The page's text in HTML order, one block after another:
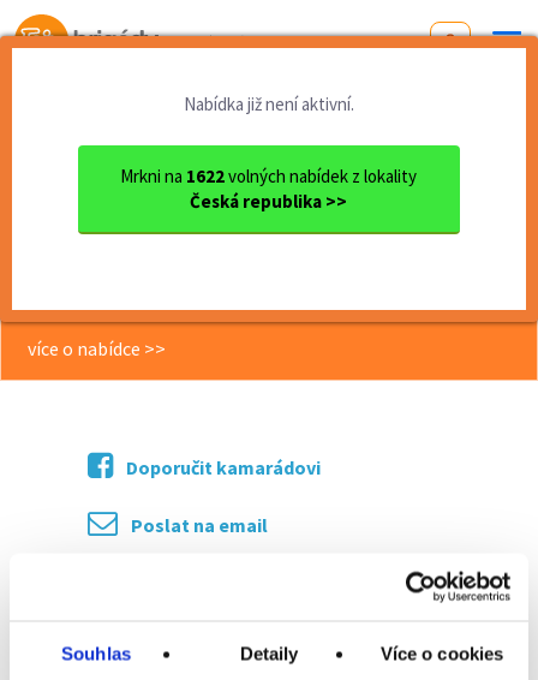
Souhlas Detaily Více o cookies
Od první brigády
Nabídka již není aktivní.
Mrkni na 1622volných nabídek z lokality
Česká republika >>
Plzeňský kraj okres Plzeň
Doučujte s námi až za 350 K...
Doučujte s námi až za 350 Kč / 45
více o nabídce >>
Doporučit kamarádovi
Poslat na email